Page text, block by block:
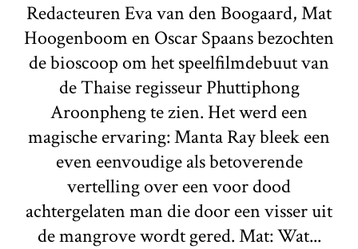
Redacteuren Eva van den Boogaard, Mat
Hoogenboom en Oscar Spaans bezochten
de bioscoop om het speelfilmdebuut van
de Thaise regisseur Phuttiphong
Aroonpheng te zien. Het werd een
magische ervaring: Manta Ray bleek een
even eenvoudige als betoverende
vertelling over een voor dood
achtergelaten man die door een visser uit
de mangrove wordt gered. Mat: Wat...